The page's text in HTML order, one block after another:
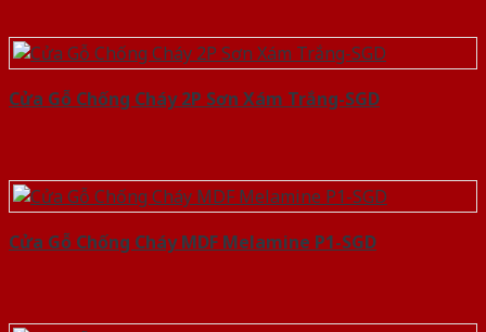
Cửa Gỗ Chống Cháy 2P Sơn Xám Trắng-SGD
Cửa Gỗ Chống Cháy MDF Melamine P1-SGD